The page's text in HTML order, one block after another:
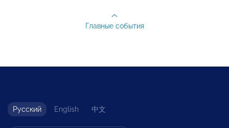
Главные события
Русский English 中文